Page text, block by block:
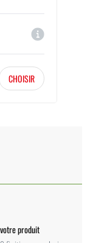
CHOISIR
produit